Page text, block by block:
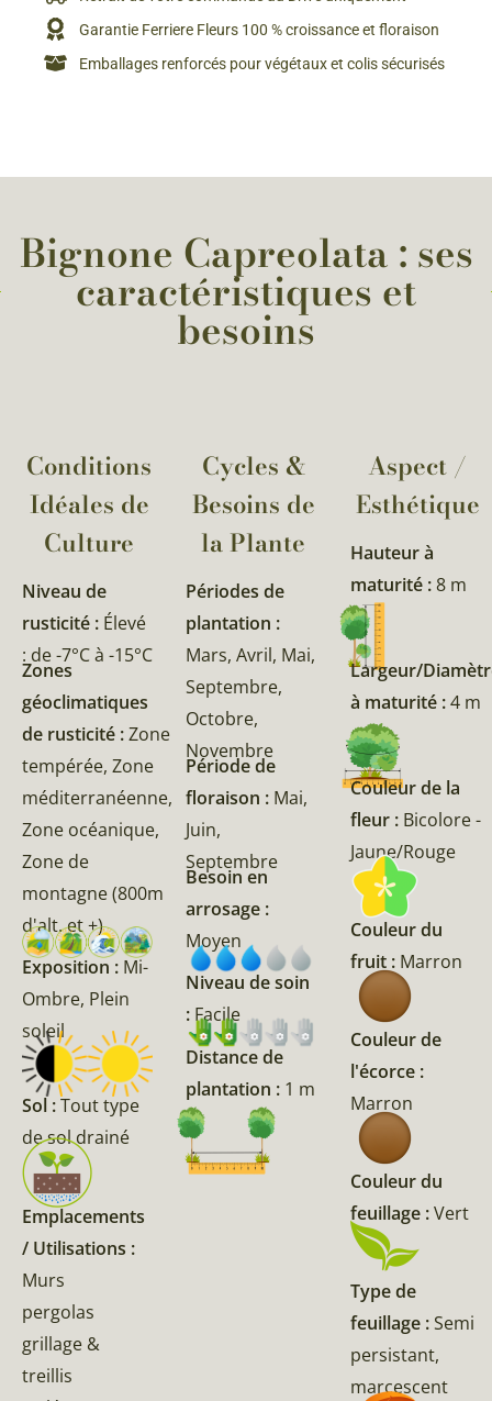
Garantie Ferriere Fleurs 100 % croissance et floraison
Emballages renforcés pour végétaux et colis sécurisés
Bignone Capreolata : ses
caractéristiques et
besoins
Conditions
Idéales de
Culture
Niveau de
rusticité : Élevé
: de -7°C à -15°C
Zones
géoclimatiques
de rusticité :Zone
tempérée, Zone
méditerranéenne,
Zone océanique,
Zone de
montagne (800m
d'alt. et +)
Exposition : Mi-
Ombre, Plein
soleil
Sol :Tout type
de sol drainé
Emplacements
/ Utilisations :
Murs
pergolas
grillage &
treillis
Cycles &
Besoins de
la Plante​
Périodes de
plantation :
Mars, Avril, Mai,
Septembre,
Octobre,
Novembre
Période de
floraison : Mai,
Juin,
Septembre
Besoin en
arrosage :
Moyen
Niveau de soin
: Facile
Distance de
plantation : 1 m
Aspect /
Esthétique
Hauteur à
maturité :8 m
Largeur/
à maturité :4 m
Couleur de la
fleur : Bicolore -
Jaune/Rouge
Couleur du
fruit : Marron
Couleur de
l'écorce :
Marron
Couleur du
feuillage :Vert
Type de
feuillage :Semi
persistant,
marcescent